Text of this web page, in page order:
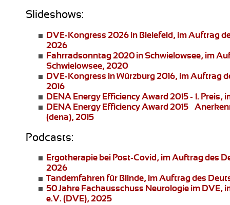
Slideshows:
DVE-Kongress 2026 in Bielefeld, im Auftrag
2026
Fahrradsonntag 2020 in Schwielowsee, im
Schwielowsee, 2020
DVE-Kongress in Würzburg 2016, im Auftrag
2016
DENA Energy Efficiency Award 2015 - 1. Preis,
DENA Energy Efficiency Award 2015 –
(dena), 2015
Podcasts:
Ergotherapie bei Post-Covid, im Auftrag des
2026
Tandemfahren für Blinde, im Auftrag des
50 Jahre Fachausschuss Neurologie im DVE,
e.V. (DVE), 2025